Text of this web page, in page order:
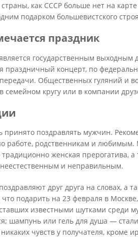
страны, как СССР больше нет на
подарком большевистского
праздник
государственным
праздничный концерт, по
Общественных гуляний и
семейном кругу или в компании
принято поздравлять мужчин.
работе, родственникам и
традиционно женская прерогатива,
неестественным и неправильным.
друг друга на словах, а
подарить на 23 февраля в
известными шутками среди
шампунь или гель для душа —
чувств у получателя, кроме